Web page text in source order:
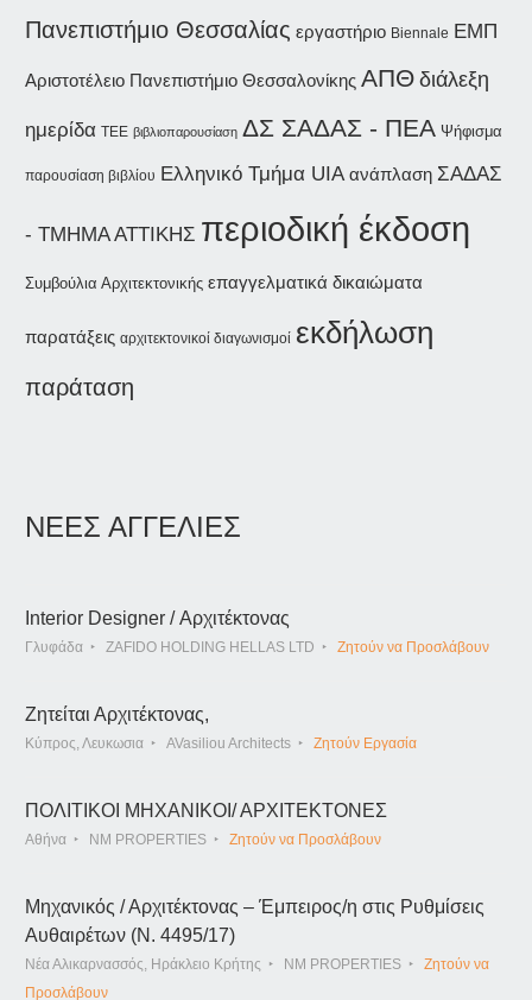
Πανεπιστήμιο Θεσσαλίας εργαστήριο Biennale ΕΜΠ
Αριστοτέλειο Πανεπιστήμιο Θεσσαλονίκης ΑΠΘ διάλεξη
ημερίδα ΤΕΕ βιβλιοπαρουσίαση ΔΣ ΣΑΔΑΣ - ΠΕΑ Ψήφισμα
παρουσίαση βιβλίου Ελληνικό Τμήμα UIA ανάπλαση ΣΑΔΑΣ
- ΤΜΗΜΑ ΑΤΤΙΚΗΣ περιοδική έκδοση
Συμβούλια Αρχιτεκτονικής επαγγελματικά δικαιώματα
παρατάξεις αρχιτεκτονικοί διαγωνισμοί εκδήλωση
παράταση
ΝΕΕΣ ΑΓΓΕΛΙΕΣ
Interior Designer / Αρχιτέκτονας
Γλυφάδα ZAFIDO HOLDING HELLAS LTD Ζητούν να Προσλάβουν
Ζητείται Αρχιτέκτονας,
Κύπρος, Λευκωσια AVasiliou Architects Ζητούν Εργασία
ΠΟΛΙΤΙΚΟΙ ΜΗΧΑΝΙΚΟΙ/ ΑΡΧΙΤΕΚΤΟΝΕΣ
Αθήνα NM PROPERTIES Ζητούν να Προσλάβουν
Μηχανικός / Αρχιτέκτονας – Έμπειρος/η στις Ρυθμίσεις
Αυθαιρέτων (Ν. 4495/17)
Νέα Αλικαρνασσός, Ηράκλειο Κρήτης NM PROPERTIES
Ζητούν να
Προσλάβουν